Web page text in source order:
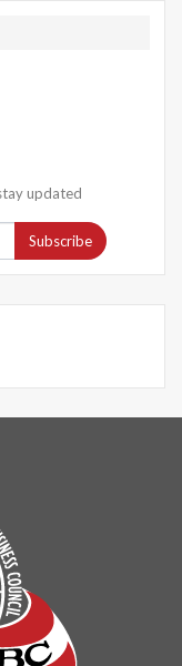
updated
Subscribe